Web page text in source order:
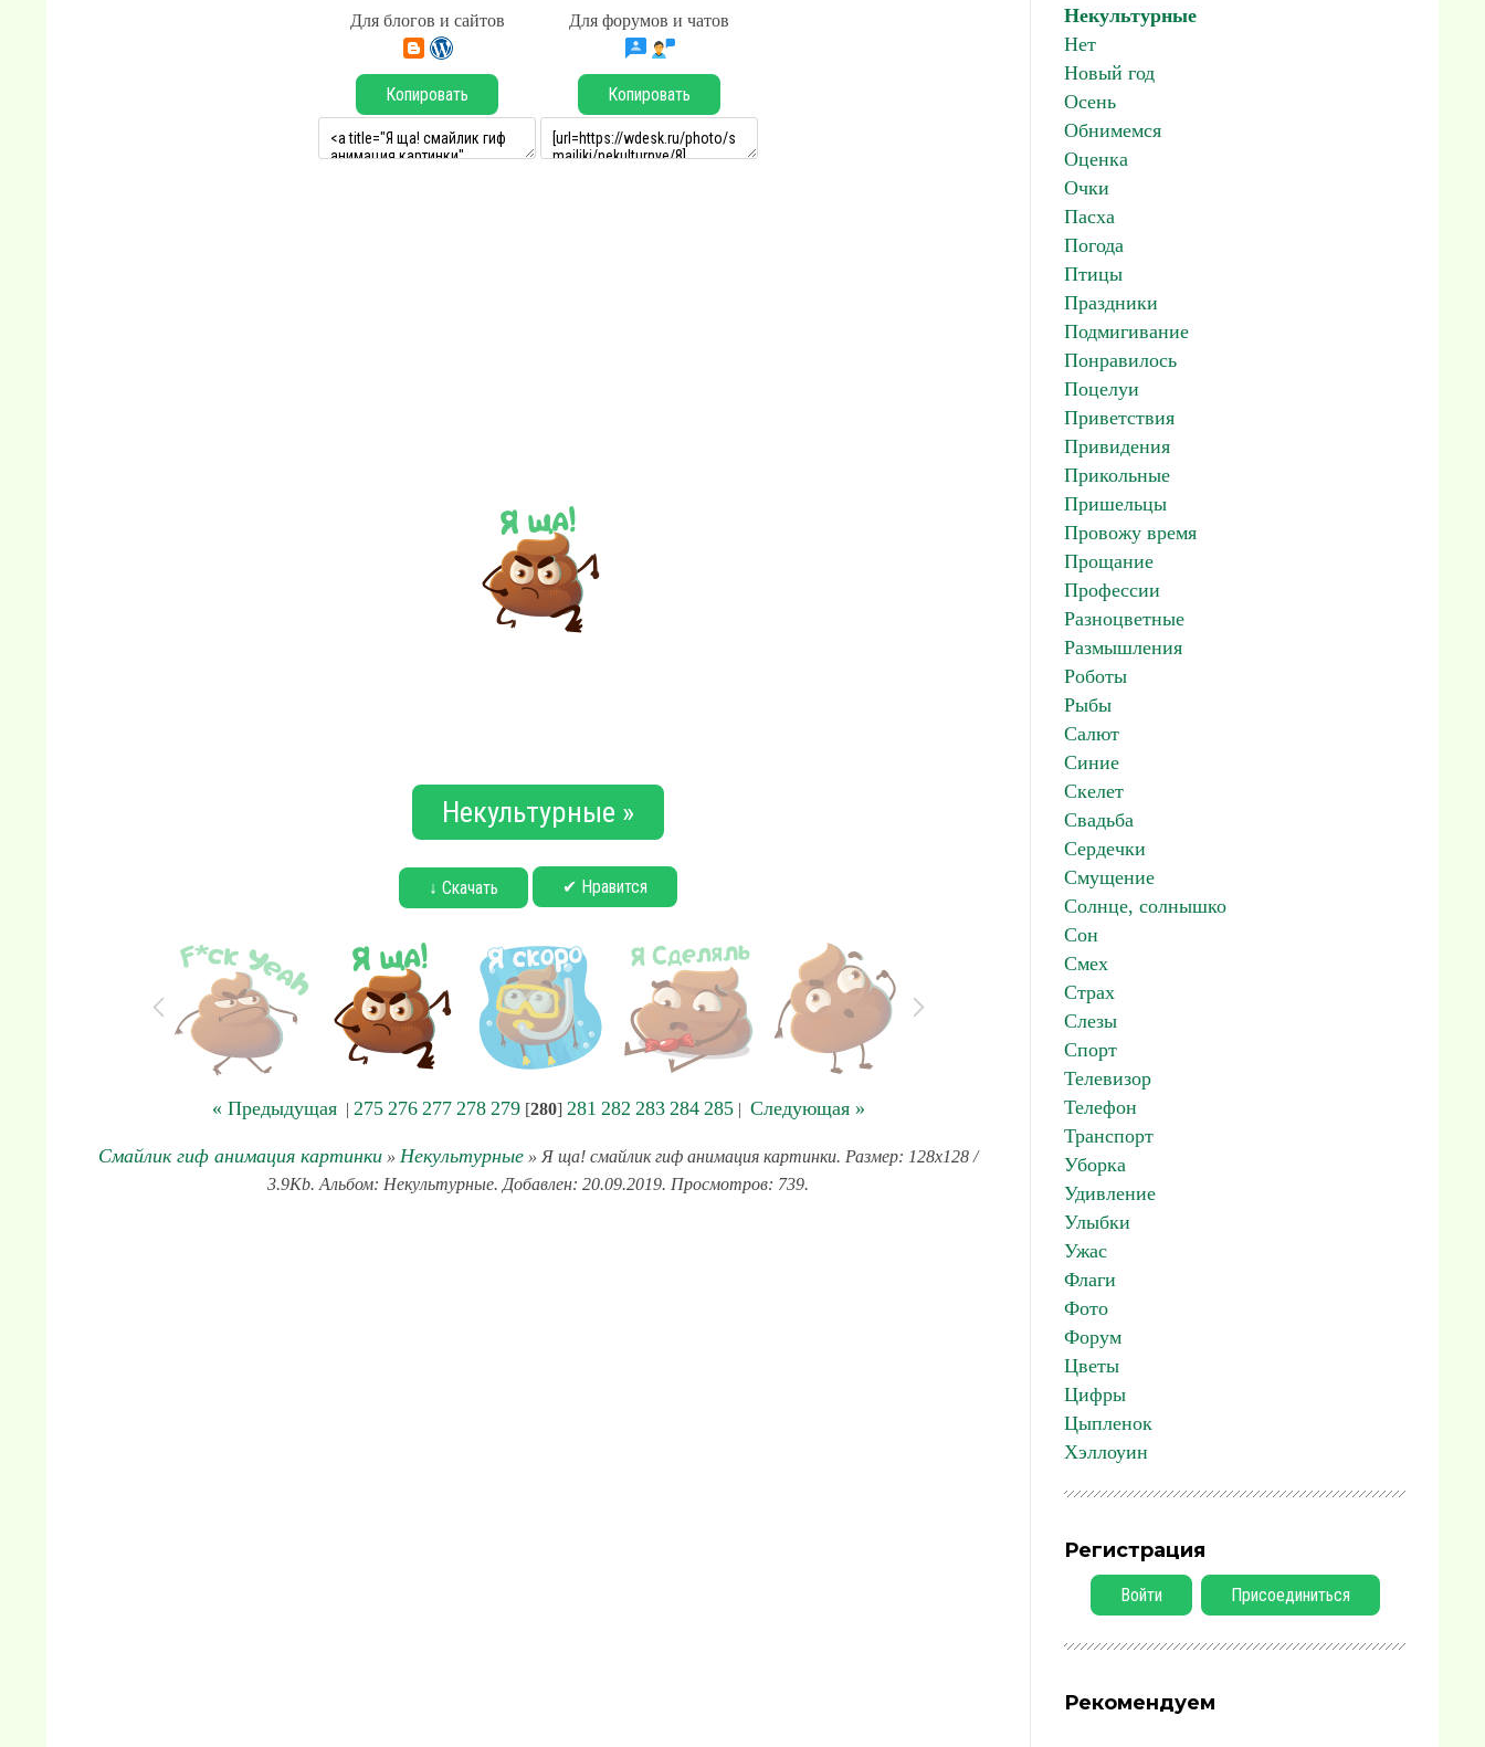
Для блогов и сайтов Для форумов и чатов
Копировать Копировать
Некультурные »
↓ Скачать ✔ Нравится
« Предыдущая| 275 276 277 278 279[280] 281 282 283 284 285| Следующая »
Смайлик гиф анимация картинки » Некультурные » Я ща! смайлик гиф анимация картинки. Размер: 128x128 /
3.9Kb. Альбом: Некультурные. Добавлен: 20.09.2019. Просмотров: 739.
Некультурные
Нет
Новый год
Осень
Обнимемся
Оценка
Очки
Пасха
Погода
Птицы
Праздники
Подмигивание
Понравилось
Поцелуи
Приветствия
Привидения
Прикольные
Пришельцы
Провожу время
Прощание
Профессии
Разноцветные
Размышления
Роботы
Рыбы
Салют
Синие
Скелет
Свадьба
Сердечки
Смущение
Солнце, солнышко
Сон
Смех
Страх
Слезы
Спорт
Телевизор
Телефон
Транспорт
Уборка
Удивление
Улыбки
Ужас
Флаги
Фото
Форум
Цветы
Цифры
Цыпленок
Хэллоуин
Регистрация
Войти Присоединиться
Рекомендуем